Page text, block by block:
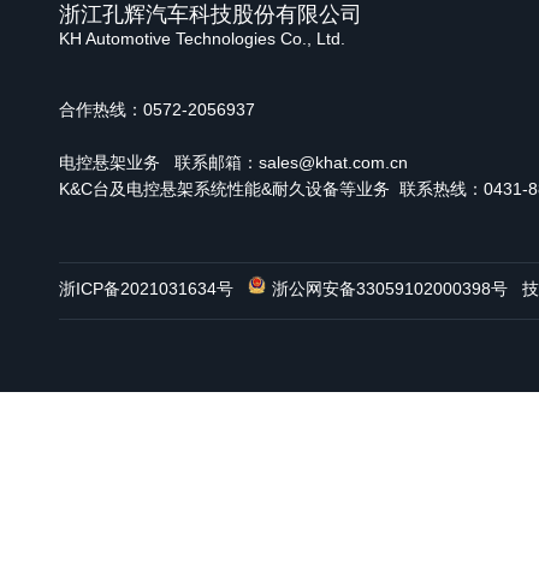
浙江孔辉汽车科技股份有限公司
KH Automotive Technologies Co., Ltd.
合作热线：0572-2056937
电控悬架业务
联系邮箱：sales@khat.com.cn
K&C台及电控悬架系统性能&耐久设备等业务 联系热线：0431-
浙ICP备2021031634号 浙公网安备33059102000398号